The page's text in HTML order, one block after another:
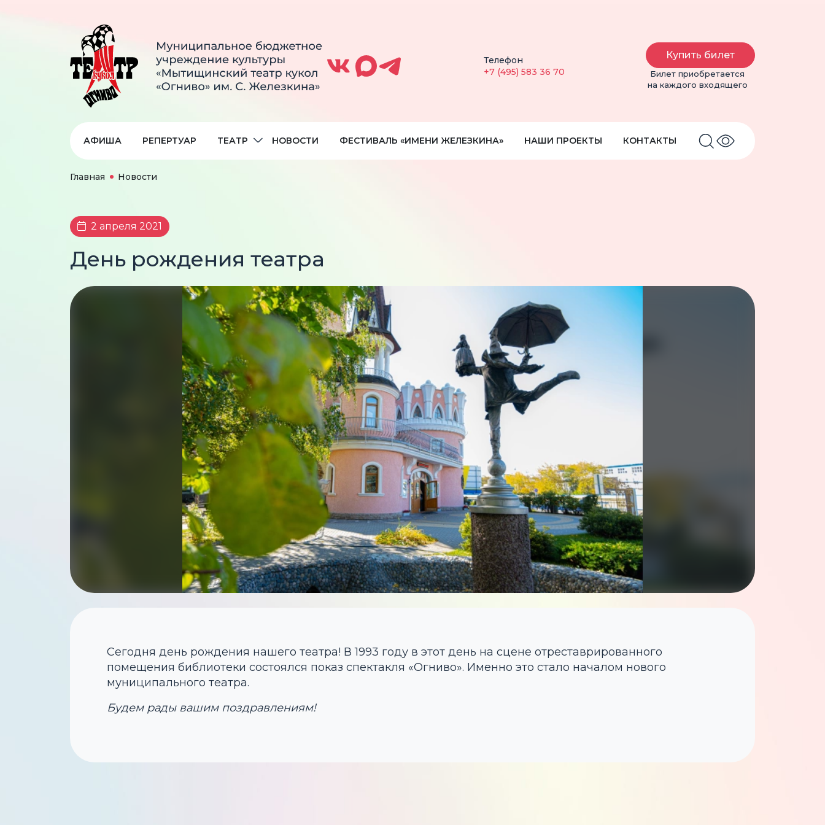
Телефон
+7 (495) 583 36 70
Билет приобретается
на каждого входящего
Купить билет
АФИША РЕПЕРТУАР ТЕАТР НОВОСТИ ФЕСТИВАЛЬ «ИМЕНИ ЖЕЛЕЗКИНА» НАШИ ПРОЕКТЫ КОНТАКТЫ
Главная Новости
2 апреля 2021
День рождения театра
Сегодня день рождения нашего театра! В 1993 году в этот день на сцене отреставрированного
помещения библиотеки состоялся показ спектакля «Огниво». Именно это стало началом нового
муниципального театра.
Будем рады вашим поздравлениям!